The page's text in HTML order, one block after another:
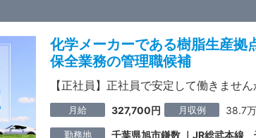
化学メーカーである樹脂生産拠
保全業務の管理職候補
【正社員】正社員で安定して働きません
月給 327,700円 月収例 38.7
勤務地 千葉県旭市鎌数 ｜JR総武本線